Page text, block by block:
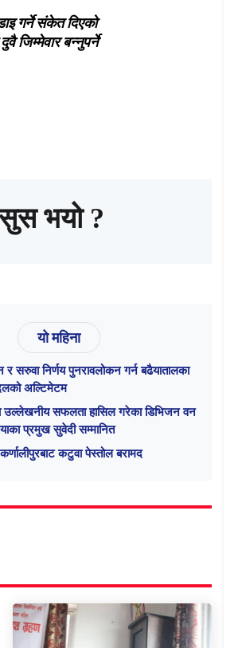
गर्ने संकेत दिएको
जिम्मेवार बन्नुपर्ने
भयो ?
यो महिना
र सरुवा निर्णय पुनरावलोकन गर्न बढैयातालका
अल्टिमेटम
उल्लेखनीय सफलता हासिल गरेका डिभिजन वन
प्रमुख सुवेदी सम्मानित
कटुवा पेस्तोल बरामद